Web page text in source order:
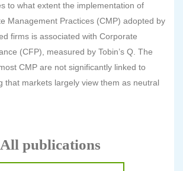
to what extent the implementation of
Management Practices (CMP) adopted by
firms is associated with Corporate
(CFP), measured by Tobin’s Q. The
CMP are not significantly linked to
that markets largely view them as neutral
All publications